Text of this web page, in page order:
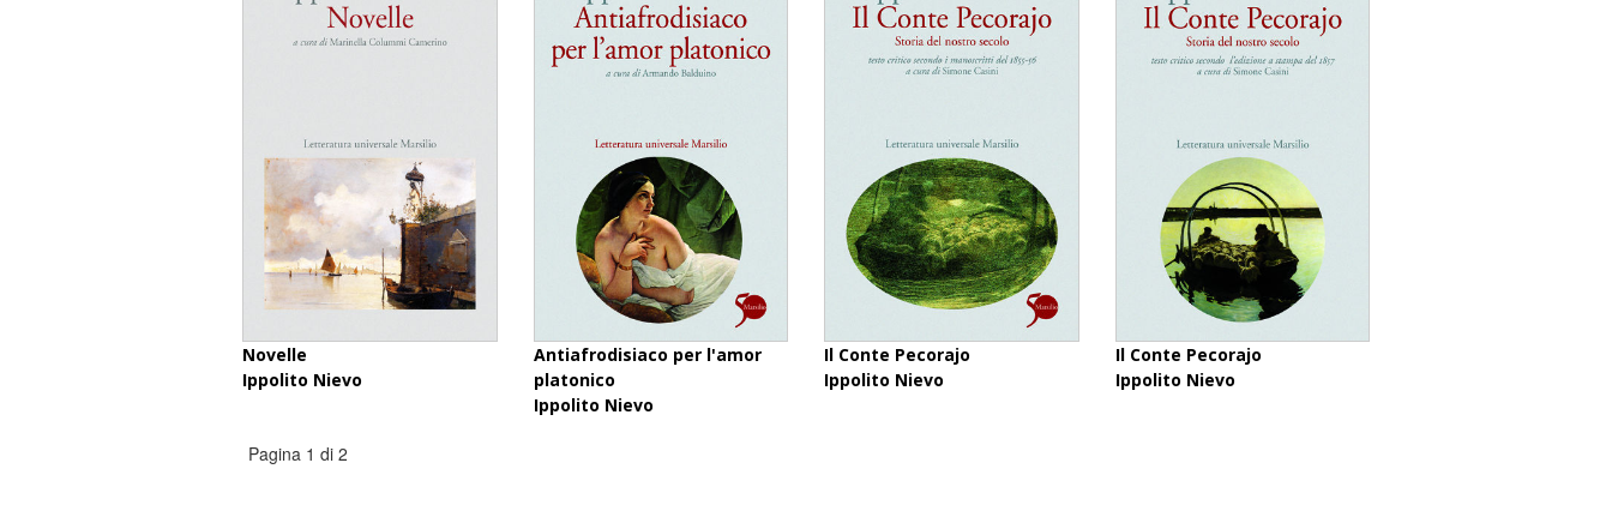
Novelle
Ippolito Nievo
Antiafrodisiaco per l'amor
platonico
Ippolito Nievo
Il Conte Pecorajo
Ippolito Nievo
Il Conte Pecorajo
Ippolito Nievo
Pagina 1 di 2